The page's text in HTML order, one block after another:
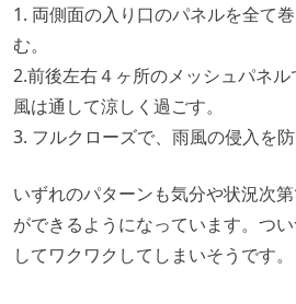
1. 両側面の入り口のパネルを全て
む。
2.前後左右４ヶ所のメッシュパネル
風は通して涼しく過ごす。
3. フルクローズで、雨風の侵入を
いずれのパターンも気分や状況次
ができるようになっています。つ
してワクワクしてしまいそうです。